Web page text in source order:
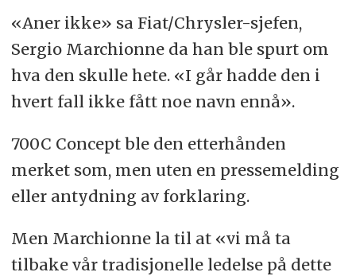
«Aner ikke» sa Fiat/Chrysler-sjefen,
Sergio Marchionne da han ble spurt om
hva den skulle hete. «I går hadde den i
hvert fall ikke fått noe navn ennå».
700C Concept ble den etterhånden
merket som, men uten en pressemelding
eller antydning av forklaring.
Men Marchionne la til at «vi må ta
tilbake vår tradisjonelle ledelse på dette